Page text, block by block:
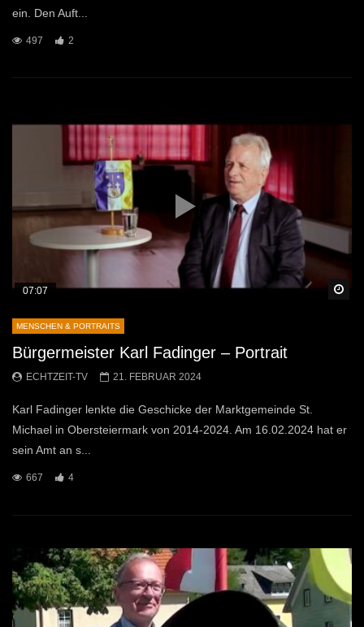
ein. Den Auft...
497 2
07:07
MENSCHEN & PORTRAITS
Bürgermeister Karl Fadinger – Portrait
ECHTZEIT-TV 21. FEBRUAR 2024
Karl Fadinger lenkte die Geschicke der Marktgemeinde St.
Michael in Obersteiermark von 2014-2024. Am 16.02.2024 hat er
sein Amt an s...
667 4